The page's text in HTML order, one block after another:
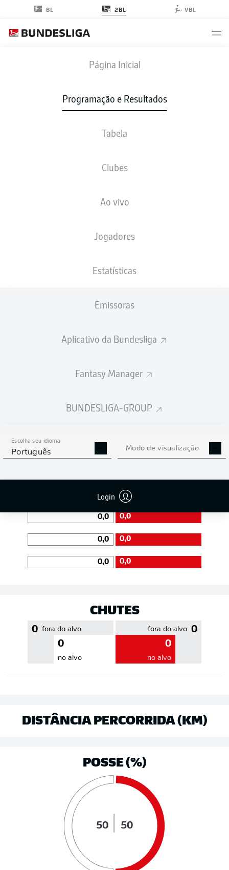
BL 2BL VBL
Página Inicial
Programação e Resultados
Tabela
Clubes
Ao vivo
Jogadores
Estatísticas
Emissoras
Aplicativo da Bundesliga
Fantasy Manager
BUNDESLIGA-GROUP
Escolha seu idioma
Português Modo de visualização
Login
H96 FCH
ESCALAÇÕES
0
0 % Precisão 0 %
EFICIÊNCIA DE PASSES
0,0 0,0
0,0 0,0
0,0 0,0
CHUTES
0 fora do alvo
0
no alvo
0
fora do alvo
0
no alvo
DISTÂNCIA PERCORRIDA (KM)
POSSE (%)
50 50